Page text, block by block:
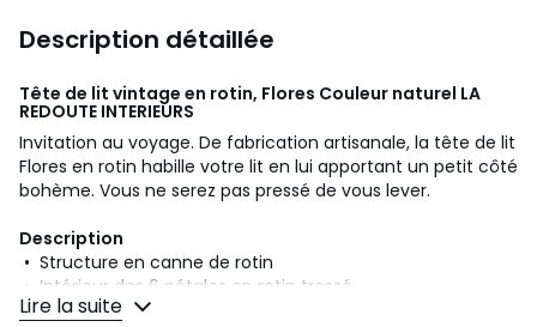
Description détaillée
Tête de lit vintage en rotin, Flores Couleur naturel LA
REDOUTE INTERIEURS
Invitation au voyage. De fabrication artisanale, la tête de lit
Flores en rotin habille votre lit en lui apportant un petit côté
bohème. Vous ne serez pas pressé de vous lever.
Description
• Structure en canne de rotin
• Intérieur des 6 pétales en rotin tressé
• Finition vernis nitrocellulosique
Lire la suite